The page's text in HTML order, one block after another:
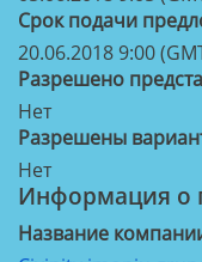
Срок подачи
20.06.2018 9:00
Разрешено
Нет
Разрешены
Нет
Информация о
Название